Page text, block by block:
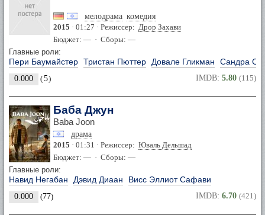
мелодрама комедия
2015 · 01:27 · Режиссер: Дрор Захави
Бюджет: — · Сборы: —
Главные роли:
Пери Баумайстер Тристан Пюттер Довале Гликман Сандра
0.000 (5) IMDB: 5.80 (115)
Баба Джун
Baba Joon
драма
2015 · 01:31 · Режиссер: Юваль Дельшад
Бюджет: — · Сборы: —
Главные роли:
Навид Негабан Дэвид Диаан Висс Эллиот Сафави
0.000 (77) IMDB: 6.70 (421)